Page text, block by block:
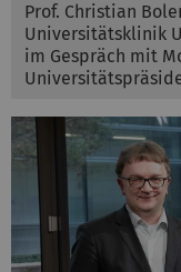
Prof. Christian
Universitätsklinik
im Gespräch mit